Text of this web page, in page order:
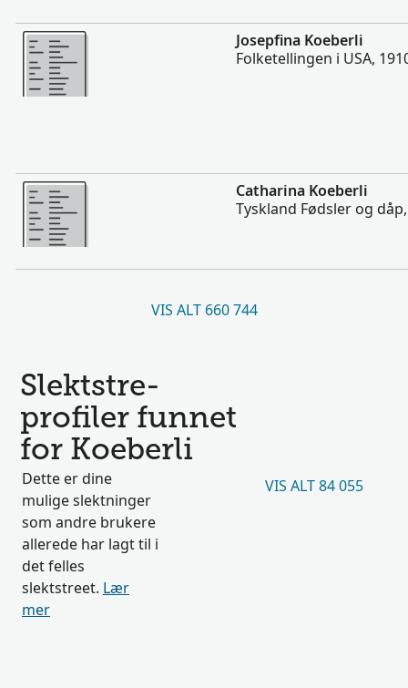
Flere
Josepfina Koeberli
Folketellingen i USA,
Flere
Catharina Koeberli
Tyskland Fødsler og
VIS ALT 660 744
Slektstre-
profiler funnet
for Koeberli
Dette er dine
mulige slektninger
som andre brukere
allerede har lagt til i
det felles
slektstreet. Lær
mer
VIS ALT 84 055